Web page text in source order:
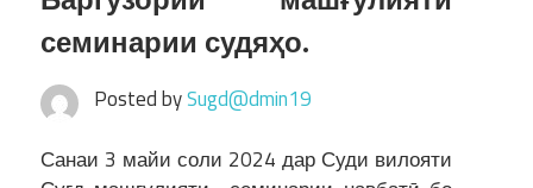
семинарии судяҳо.
Posted bySugd@dmin19
Санаи 3 майи соли 2024 дар Суди вилояти